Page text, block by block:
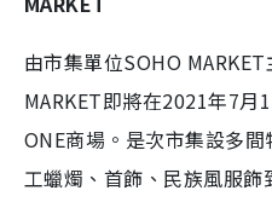
由市集單位SOHO
MARKET即將在2021年7
ONE商場。是次市集設多
工蠟燭、首飾、民族風服飾